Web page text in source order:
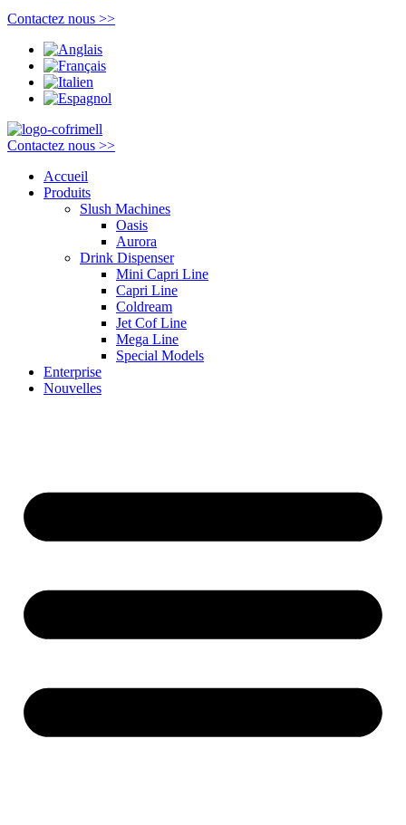
Contactez nous >>
Contactez nous >>
Accueil
Produits
Slush Machines
Oasis
Aurora
Drink Dispenser
Mini Capri Line
Capri Line
Coldream
Jet Cof Line
Mega Line
Special Models
Enterprise
Nouvelles